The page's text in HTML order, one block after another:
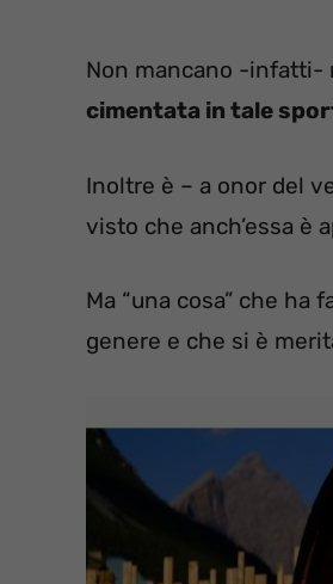
Non mancano -infatti-
cimentata in tale
Inoltre è – a onor del
visto che anch’essa è
Ma “una cosa” che
genere e che si è